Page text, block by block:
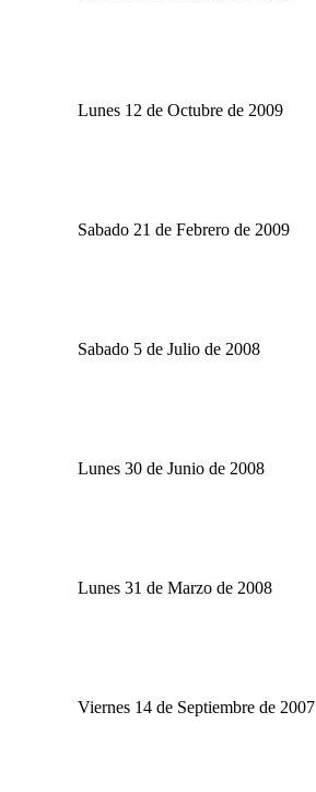
Lunes 12 de Octubre de 2009
Sabado 21 de Febrero de 2009
Sabado 5 de Julio de 2008
Lunes 30 de Junio de 2008
Lunes 31 de Marzo de 2008
Viernes 14 de Septiembre de 2007